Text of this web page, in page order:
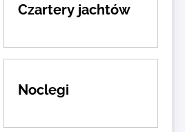
Czartery jachtów
Noclegi